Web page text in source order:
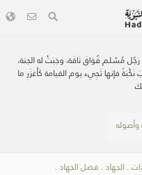
مُسْلم فُوَاقَ نَاقَة، وجَبَتْ له الجنة،
فإنها تَجِيء يوم القيامة كَأَغزَرِ ما
وأصوله
. الجهاد . فضل الجهاد .